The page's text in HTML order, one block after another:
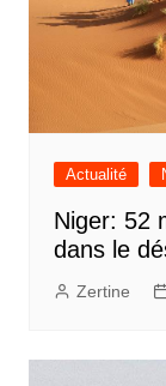
Actualité
Niger: 52
dans le
Zertine